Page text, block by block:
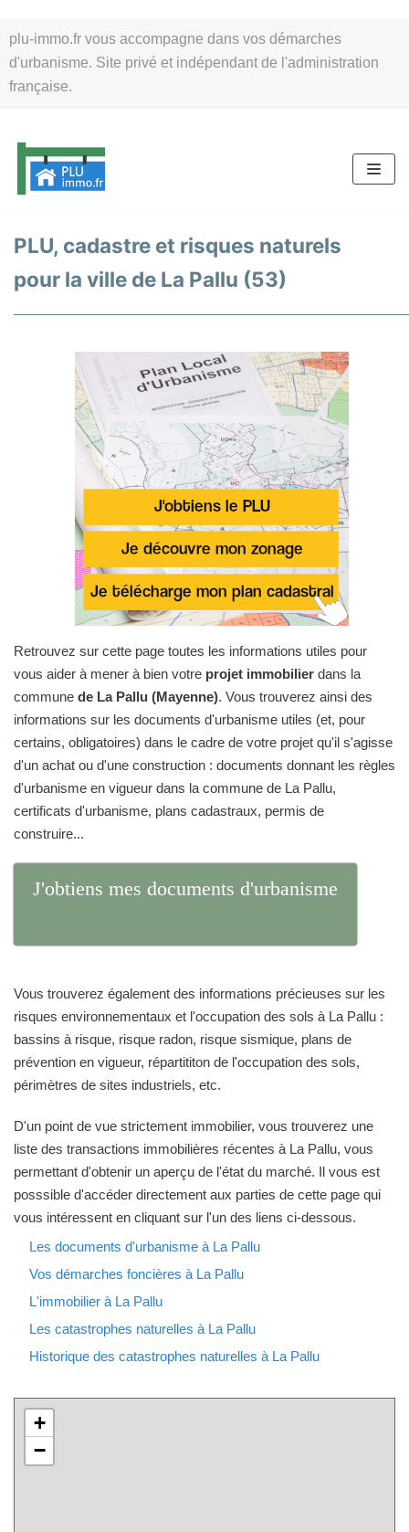
plu-immo.fr vous accompagne dans vos démarches
d'urbanisme. Site privé et indépendant de l'administration
française.
au
contenu
PLU, cadastre et risques naturels
pour la ville de La Pallu (53)
Retrouvez sur cette page toutes les informations utiles pour
vous aider à mener à bien votre projet immobilier dans la
commune de La Pallu (Mayenne). Vous trouverez ainsi des
informations sur les documents d'urbanisme utiles (et, pour
certains, obligatoires) dans le cadre de votre projet qu'il s'agisse
d'un achat ou d'une construction : documents donnant les règles
d'urbanisme en vigueur dans la commune de La Pallu,
certificats d'urbanisme, plans cadastraux, permis de
construire...
J'obtiens mes documents d'urbanisme
Vous trouverez également des informations précieuses sur les
risques environnementaux et l'occupation des sols à La Pallu :
bassins à risque, risque radon, risque sismique, plans de
prévention en vigueur, répartititon de l'occupation des sols,
périmètres de sites industriels, etc.
D'un point de vue strictement immobilier, vous trouverez une
liste des transactions immobilières récentes à La Pallu, vous
permettant d'obtenir un aperçu de l'état du marché. Il vous est
posssible d'accéder directement aux parties de cette page qui
vous intéressent en cliquant sur l'un des liens ci-dessous.
Les documents d'urbanisme à La Pallu
Vos démarches foncières à La Pallu
L'immobilier à La Pallu
Les catastrophes naturelles à La Pallu
Historique des catastrophes naturelles à La Pallu
+
−